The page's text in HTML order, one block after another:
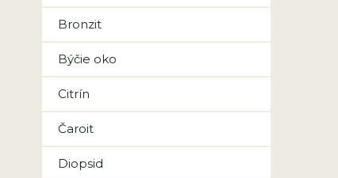
Bronzit
Býčie oko
Citrín
Čaroit
Diopsid